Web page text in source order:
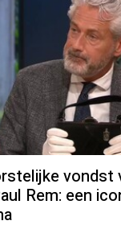
vondst
Rem: een